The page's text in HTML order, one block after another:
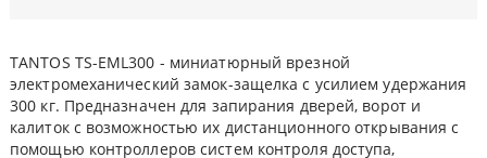
TANTOS TS-EML300 - миниатюрный врезной
электромеханический замок-защелка с усилием удержания
300 кг. Предназначен для запирания дверей, ворот и
калиток с возможностью их дистанционного открывания с
помощью контроллеров систем контроля доступа,